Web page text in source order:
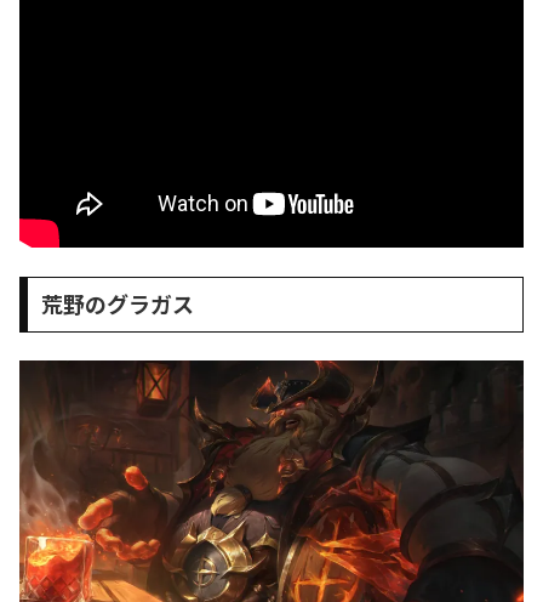
荒野のグラガス